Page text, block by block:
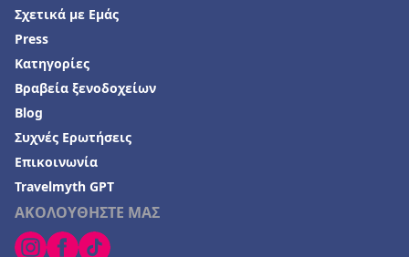
ΑΚΟΛΟΥΘΗΣΤΕ ΜΑΣ
Σχετικά με Εμάς
Press
Κατηγορίες
Βραβεία ξενοδοχείων
Blog
Συχνές Ερωτήσεις
Επικοινωνία
Travelmyth GPT